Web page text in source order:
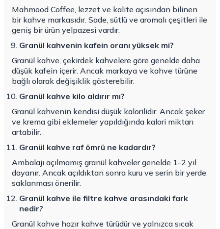
Mahmood Coffee, lezzet ve kalite açısından bilinen
bir kahve markasıdır. Sade, sütlü ve aromalı çeşitleri ile
geniş bir ürün yelpazesi vardır.
Granül kahvenin kafein oranı yüksek mi?
Granül kahve, çekirdek kahvelere göre genelde daha
düşük kafein içerir. Ancak markaya ve kahve türüne
bağlı olarak değişiklik gösterebilir.
Granül kahve kilo aldırır mı?
Granül kahvenin kendisi düşük kalorilidir. Ancak şeker
ve krema gibi eklemeler yapıldığında kalori miktarı
artabilir.
Granül kahve raf ömrü ne kadardır?
Ambalajı açılmamış granül kahveler genelde 1-2 yıl
dayanır. Ancak açıldıktan sonra kuru ve serin bir yerde
saklanması önerilir.
Granül kahve ile filtre kahve arasındaki fark
nedir?
Granül kahve hazır kahve türüdür ve yalnızca sıcak